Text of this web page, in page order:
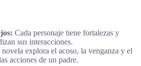
Cada personaje tiene fortalezas y
sus interacciones.
explora el acoso, la venganza y el
acciones de un padre.